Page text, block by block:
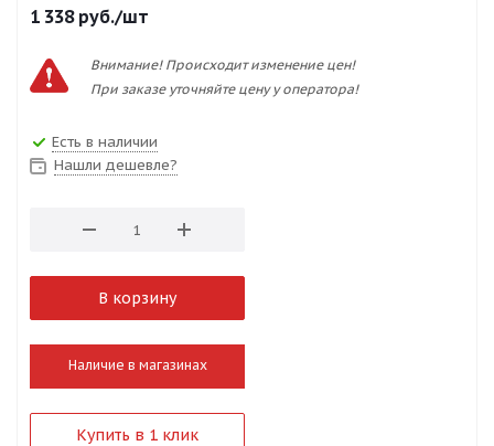
1 338руб./шт
Внимание! Происходит изменение цен!
При заказе уточняйте цену у оператора!
Есть в наличии
Нашли дешевле?
В корзину
Наличие в магазинах
Купить в 1 клик